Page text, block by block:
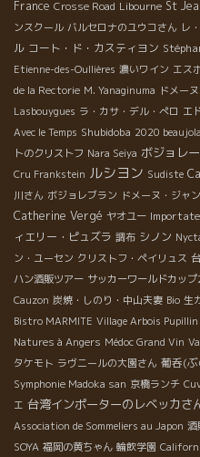
France Crosse Road Libourne St
ンスクール バルセロナのユウコさん レ
ル コート・ド・カスティヨン
Etienne-des-Oullières 濃いワイン エス
de la Rectorie M. Yanaginuma ドメー
Lasbouygues ラ・カサ・デル・ぺロ エ
Avec le Temps Shubidoba 2020
トのクリストフ Nara Seiya ボジョレ
Cru Frankstein ルシヨン Sudiste
川さん ボジョレブラン ドメーヌ・ジャ
Catherine Vergé ヤオユー
ィエリー・ピュズラ 調布 シノン
ン・ユーセン クリストフ・ペイリュス
ハン酒販ツアー サッカーワールドカッ
Cauzon 炭焼・しのり・中山夫妻 Bio 生
Bistro MARMITE Village Arbois Pupillin
Natures à Angers Médoc Grand Vin
タケモト ラヴニールの大園さん 葡呑(
Symphonie Madoka san 京橋ランチ
エ 台湾インポーターのレベッカさ
Association de Sommeliers au Japon 酒
SOYA 福岡の黄ちゃん 輪飲学園